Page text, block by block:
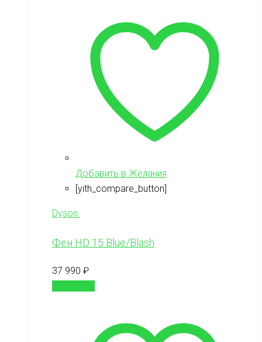
Добавить в Желания
[yith_compare_button]
Dyson
Фен HD 15 Blue/Blash
37 990 ₽